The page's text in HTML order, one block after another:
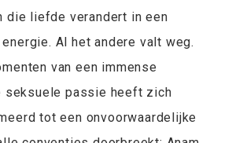
die liefde verandert in een
Al het andere valt weg.
van een immense
seksuele passie heeft zich
tot een onvoorwaardelijke